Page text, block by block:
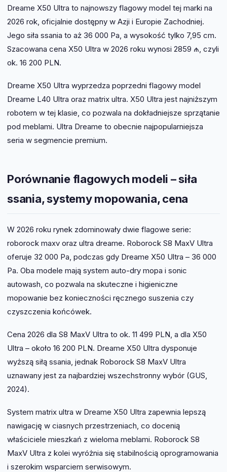
Dreame X50 Ultra to najnowszy flagowy model tej marki na
2026 rok, oficjalnie dostępny w Azji i Europie Zachodniej.
Jego siła ssania to aż 36 000 Pa, a wysokość tylko 7,95 cm.
Szacowana cena X50 Ultra w 2026 roku wynosi 2859 ₼, czyli
ok. 16 200 PLN.
Dreame X50 Ultra wyprzedza poprzedni flagowy model
Dreame L40 Ultra oraz matrix ultra. X50 Ultra jest najniższym
robotem w tej klasie, co pozwala na dokładniejsze sprzątanie
pod meblami. Ultra Dreame to obecnie najpopularniejsza
seria w segmencie premium.
Porównanie flagowych modeli – siła
ssania, systemy mopowania, cena
W 2026 roku rynek zdominowały dwie flagowe serie:
roborock maxv oraz ultra dreame. Roborock S8 MaxV Ultra
oferuje 32 000 Pa, podczas gdy Dreame X50 Ultra – 36 000
Pa. Oba modele mają system auto-dry mopa i sonic
autowash, co pozwala na skuteczne i higieniczne
mopowanie bez konieczności ręcznego suszenia czy
czyszczenia końcówek.
Cena 2026 dla S8 MaxV Ultra to ok. 11 499 PLN, a dla X50
Ultra – około 16 200 PLN. Dreame X50 Ultra dysponuje
wyższą siłą ssania, jednak Roborock S8 MaxV Ultra
uznawany jest za najbardziej wszechstronny wybór (GUS,
2024).
System matrix ultra w Dreame X50 Ultra zapewnia lepszą
nawigację w ciasnych przestrzeniach, co docenią
właściciele mieszkań z wieloma meblami. Roborock S8
MaxV Ultra z kolei wyróżnia się stabilnością oprogramowania
i szerokim wsparciem serwisowym.